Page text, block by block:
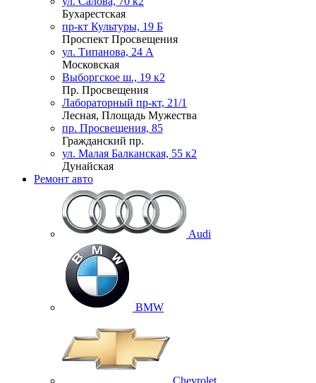
Бухарестская
пр-кт Культуры, 19 Б
Проспект Просвещения
ул. Типанова, 24 А
Московская
Выборгское ш., 19 к2
Пр. Просвещения
Лабораторный пр-кт, 21/1
Лесная, Площадь Мужества
пр. Просвещения, 85
Гражданский пр.
ул. Малая Балканская, 55 к2
Дунайская
Ремонт авто
Audi
BMW
Chevrolet